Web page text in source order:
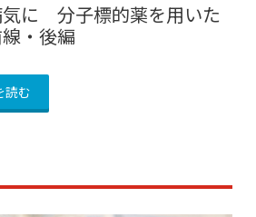
気に 分子標的薬を用いた
・後編
読む